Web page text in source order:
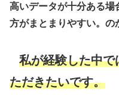
高いデータが十分ある場
方がまとまりやすい。の
私が経験した中
ただきたいです。